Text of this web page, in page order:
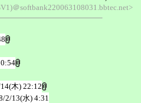
＠softbank220063108031.bbtec.net>
木) 22:12
2/13(水) 4:31